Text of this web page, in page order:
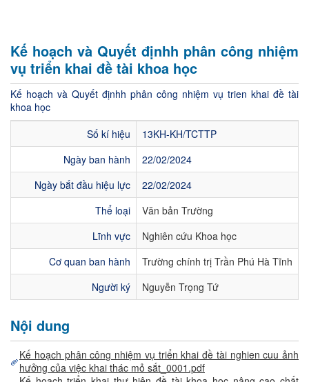
Kế hoạch và Quyết địnhh phân công nhiệm
vụ triển khai đề tài khoa học
Kế hoạch và Quyết địnhh phân công nhiệm vụ trien khai đề tài
khoa học
Số kí hiệu
13KH-KH/TCTTP
Ngày ban hành
22/02/2024
Ngày bắt đầu hiệu lực
22/02/2024
Thể loại
Văn bản Trường
Lĩnh vực
Nghiên cứu Khoa học
Cơ quan ban hành
Trường chính trị Trần Phú Hà Tĩnh
Người ký
Nguyễn Trọng Tứ
Nội dung
Kế hoạch phân công nhiệm vụ triển khai đề tài nghien cuu ảnh
hưởng của việc khai thác mỏ sắt_0001.pdf